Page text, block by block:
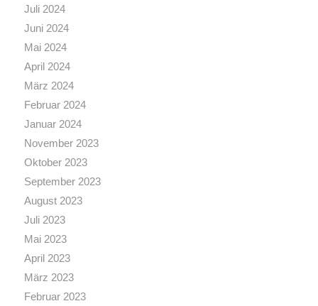
Juli 2024
Juni 2024
Mai 2024
April 2024
März 2024
Februar 2024
Januar 2024
November 2023
Oktober 2023
September 2023
August 2023
Juli 2023
Mai 2023
April 2023
März 2023
Februar 2023